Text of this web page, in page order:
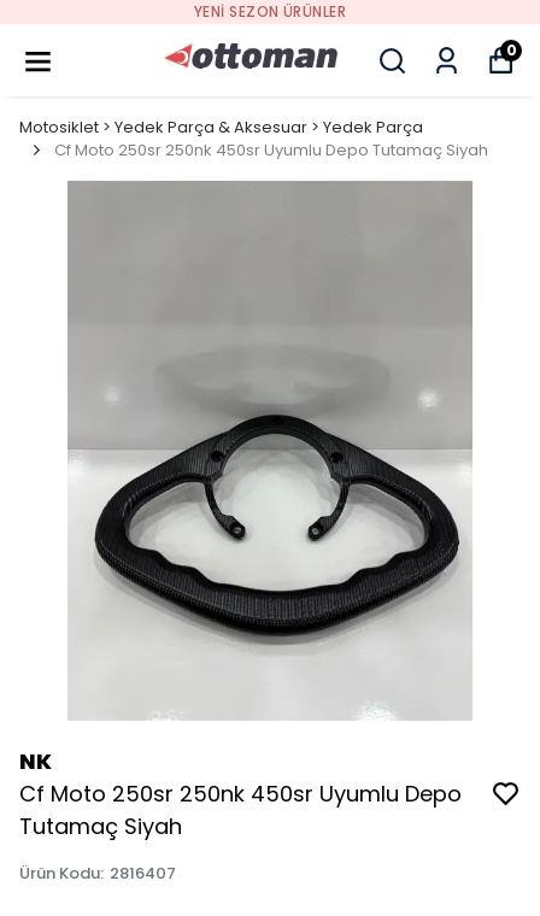
YENI SEZON ÜRÜNLER
0
Motosiklet > Yedek Parça & Aksesuar > Yedek Parça
Cf Moto 250sr 250nk 450sr Uyumlu Depo Tutamaç Siyah
NK
Cf Moto 250sr 250nk 450sr Uyumlu Depo
Tutamaç Siyah
Ürün Kodu: 2816407